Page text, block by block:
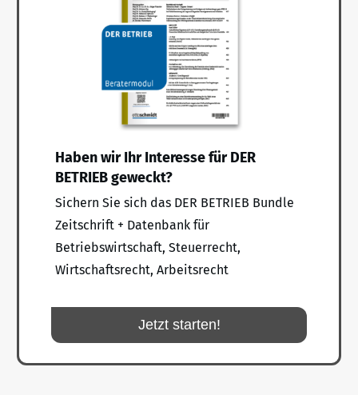
Haben wir Ihr Interesse für DER
BETRIEB geweckt?
Sichern Sie sich das DER BETRIEB Bundle
Zeitschrift + Datenbank für
Betriebswirtschaft, Steuerrecht,
Wirtschaftsrecht, Arbeitsrecht
Jetzt starten!